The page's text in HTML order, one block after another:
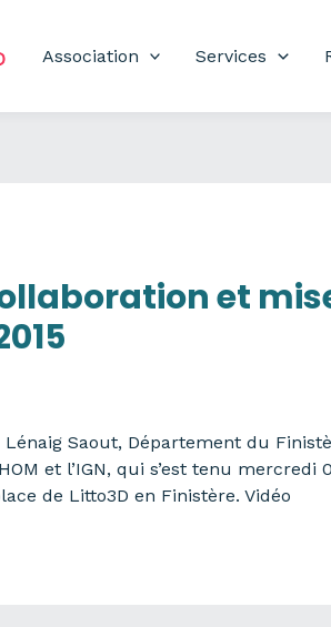
Association Services
et
Saout, Département du
et l’IGN, qui s’est tenu
de Litto3D en Finistère. Vidéo